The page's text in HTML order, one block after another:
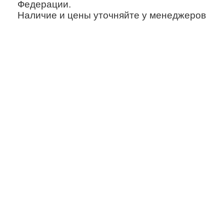
Федерации.
Наличие и цены уточняйте у менеджеров